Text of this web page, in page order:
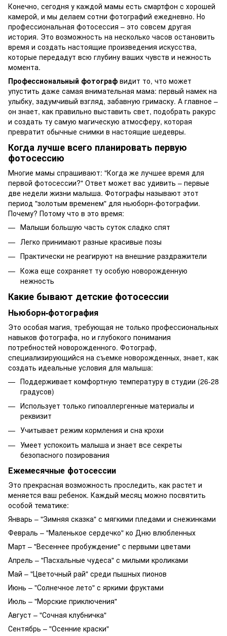
Конечно, сегодня у каждой мамы есть смартфон с хорошей
камерой, и мы делаем сотни фотографий ежедневно. Но
профессиональная фотосессия – это совсем другая
история. Это возможность на несколько часов остановить
время и создать настоящие произведения искусства,
которые передадут всю глубину ваших чувств и нежность
момента.
Профессиональный фотограф видит то, что может
упустить даже самая внимательная мама: первый намек на
улыбку, задумчивый взгляд, забавную гримаску. А главное –
он знает, как правильно выставить свет, подобрать ракурс
и создать ту самую магическую атмосферу, которая
превратит обычные снимки в настоящие шедевры.
Когда лучше всего планировать первую
фотосессию
Многие мамы спрашивают: "Когда же лучшее время для
первой фотосессии?" Ответ может вас удивить – первые
две недели жизни малыша. Фотографы называют этот
период "золотым временем" для ньюборн-фотографии.
Почему? Потому что в это время:
Малыши большую часть суток сладко спят
Легко принимают разные красивые позы
Практически не реагируют на внешние раздражители
Кожа еще сохраняет ту особую новорожденную
нежность
Какие бывают детские фотосессии
Ньюборн-фотография
Это особая магия, требующая не только профессиональных
навыков фотографа, но и глубокого понимания
потребностей новорожденного. Фотограф,
специализирующийся на съемке новорожденных, знает, как
создать идеальные условия для малыша:
Поддерживает комфортную температуру в студии (26-28
градусов)
Использует только гипоаллергенные материалы и
реквизит
Учитывает режим кормления и сна крохи
Умеет успокоить малыша и знает все секреты
безопасного позирования
Ежемесячные фотосессии
Это прекрасная возможность проследить, как растет и
меняется ваш ребенок. Каждый месяц можно посвятить
особой тематике:
Январь – "Зимняя сказка" с мягкими пледами и снежинками
Февраль – "Маленькое сердечко" ко Дню влюбленных
Март – "Весеннее пробуждение" с первыми цветами
Апрель – "Пасхальные чудеса" с милыми кроликами
Май – "Цветочный рай" среди пышных пионов
Июнь – "Солнечное лето" с яркими фруктами
Июль – "Морские приключения"
Август – "Сочная клубничка"
Сентябрь – "Осенние краски"